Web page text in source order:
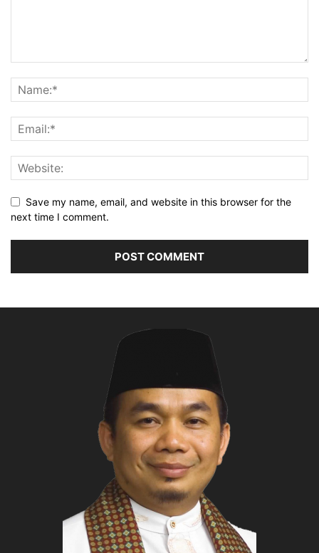
Save my name, email, and website in this browser for the
next time I comment.